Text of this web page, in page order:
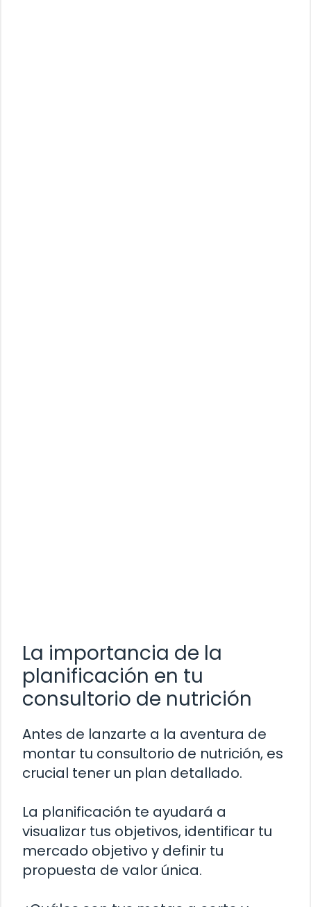
La importancia de la
planificación en tu
consultorio de nutrición
Antes de lanzarte a la aventura de
montar tu consultorio de nutrición, es
crucial tener un plan detallado.
La planificación te ayudará a
visualizar tus objetivos, identificar tu
mercado objetivo y definir tu
propuesta de valor única.